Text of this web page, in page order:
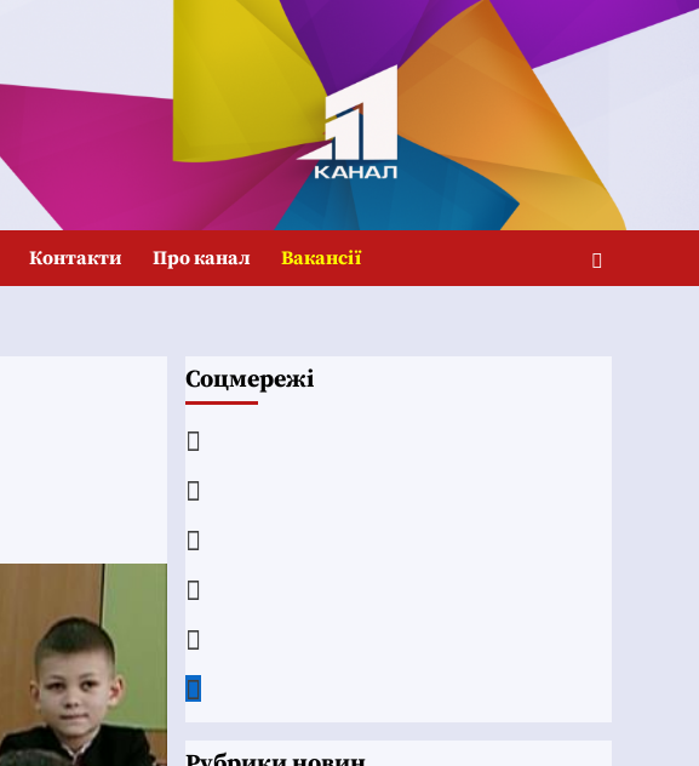
Контакти Про канал Вакансії
Соцмережі